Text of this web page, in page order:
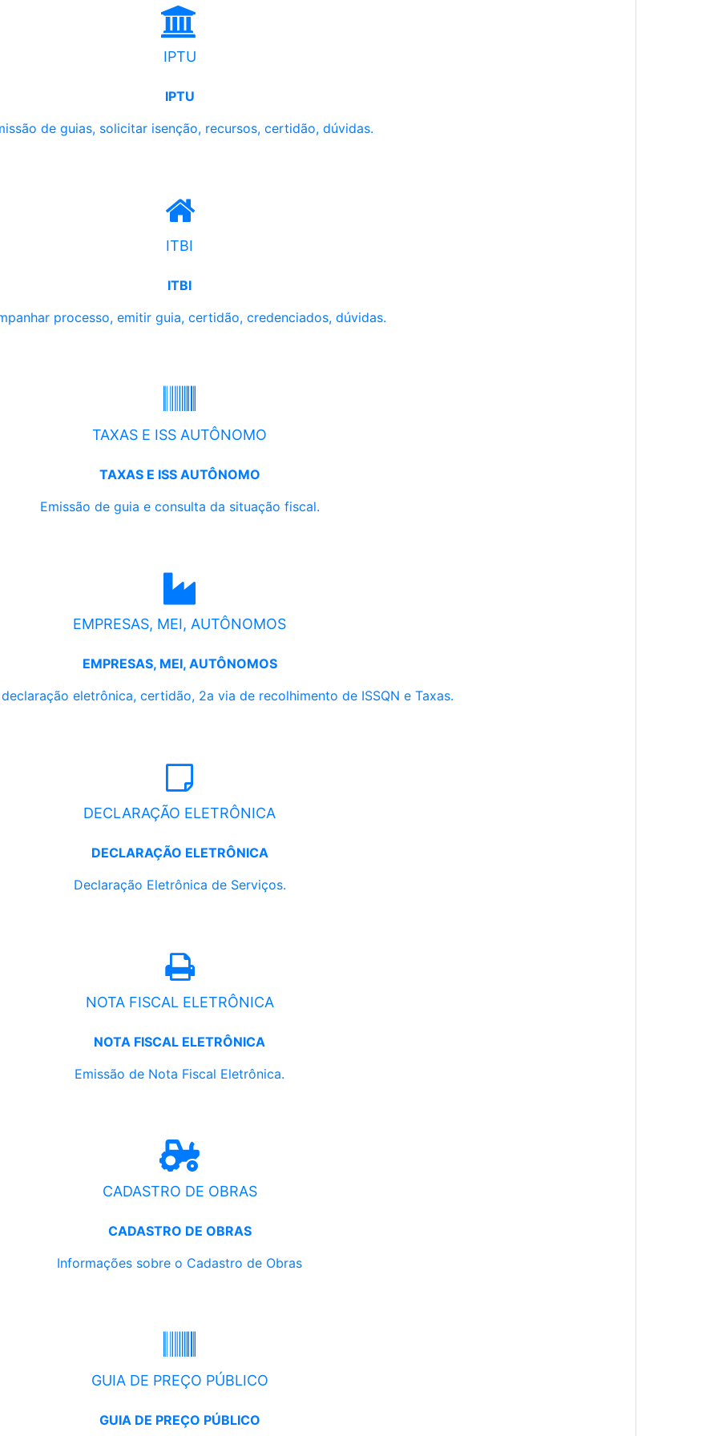
IPTU
IPTU
de guias, solicitar isenção, recursos, certidão, dúvidas.
ITBI
ITBI
processo, emitir guia, certidão, credenciados, dúvidas.
TAXAS E ISS AUTÔNOMO
TAXAS E ISS AUTÔNOMO
Emissão de guia e consulta da situação fiscal.
EMPRESAS, MEI, AUTÔNOMOS
EMPRESAS, MEI, AUTÔNOMOS
eletrônica, certidão, 2a via de recolhimento de ISSQN e Taxas.
DECLARAÇÃO ELETRÔNICA
DECLARAÇÃO ELETRÔNICA
Declaração Eletrônica de Serviços.
NOTA FISCAL ELETRÔNICA
NOTA FISCAL ELETRÔNICA
Emissão de Nota Fiscal Eletrônica.
CADASTRO DE OBRAS
CADASTRO DE OBRAS
Informações sobre o Cadastro de Obras
GUIA DE PREÇO PÚBLICO
GUIA DE PREÇO PÚBLICO